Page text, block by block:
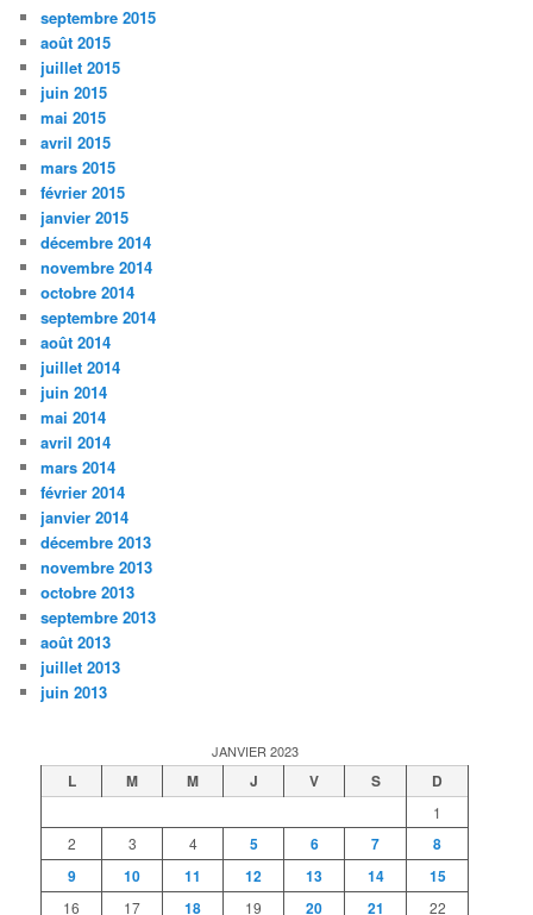
septembre 2015
août 2015
juillet 2015
juin 2015
mai 2015
avril 2015
mars 2015
février 2015
janvier 2015
décembre 2014
novembre 2014
octobre 2014
septembre 2014
août 2014
juillet 2014
juin 2014
mai 2014
avril 2014
mars 2014
février 2014
janvier 2014
décembre 2013
novembre 2013
octobre 2013
septembre 2013
août 2013
juillet 2013
juin 2013
JANVIER 2023
L M M J V S D
1
2
3 4 5 6 7
8
9
10 11 12 13 14 15
16 17 18 19 20 21 22